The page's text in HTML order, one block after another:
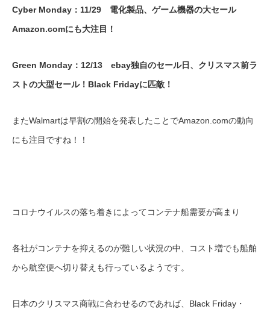
Cyber Monday：11/29 電化製品、ゲーム機器の大セール
Amazon.comにも大注目！
Green Monday：12/13 ebay独自のセール日、クリスマス前ラ
ストの大型セール！Black Fridayに匹敵！
またWalmartは早割の開始を発表したことでAmazon.comの動向
にも注目ですね！！
コロナウイルスの落ち着きによってコンテナ船需要が高まり
各社がコンテナを抑えるのが難しい状況の中、コスト増でも船舶
から航空便へ切り替えも行っているようです。
日本のクリスマス商戦に合わせるのであれば、Black Friday・